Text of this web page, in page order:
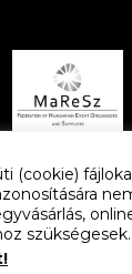
(cookie)
szükségesek.